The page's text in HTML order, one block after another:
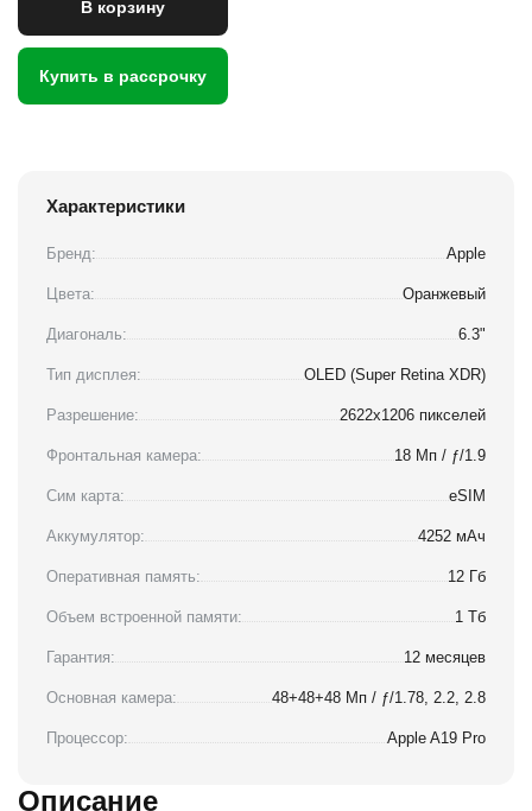
В корзину
Купить в рассрочку
Характеристики
Бренд: Apple
Цвета: Оранжевый
Диагональ: 6.3"
Тип дисплея: OLED (Super Retina XDR)
Разрешение: 2622x1206 пикселей
Фронтальная камера: 18 Мп / ƒ/1.9
Сим карта: eSIM
Аккумулятор: 4252 мАч
Оперативная память: 12 Гб
Объем встроенной памяти: 1 Тб
Гарантия: 12 месяцев
Основная камера: 48+48+48 Мп / ƒ/1.78, 2.2, 2.8
Процессор: Apple A19 Pro
Описание